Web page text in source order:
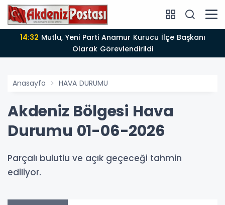
14:32
Olarak Görevlendirildi
Anasayfa HAVA DURUMU
Akdeniz Bölgesi Hava
Durumu 01-06-2026
Parçalı bulutlu ve açık geçeceği tahmin
ediliyor.